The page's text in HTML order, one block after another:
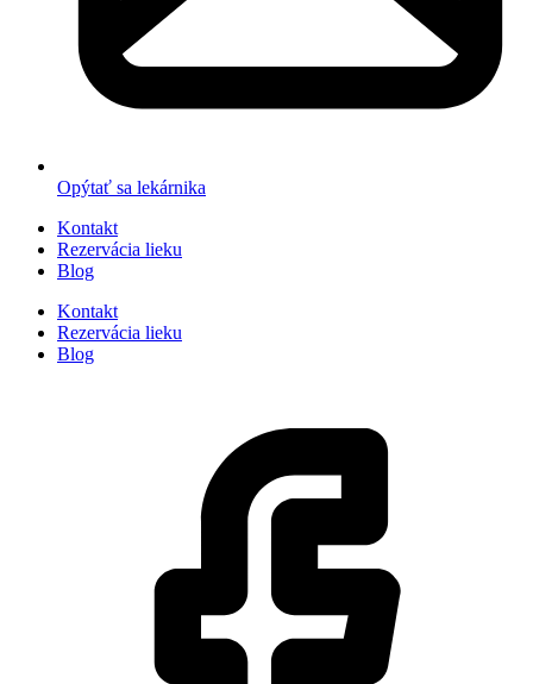
Opýtať sa lekárnika
Kontakt
Rezervácia lieku
Blog
Kontakt
Rezervácia lieku
Blog